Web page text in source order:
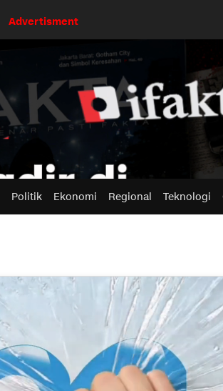
Advertisment
Politik Ekonomi Regional Teknologi